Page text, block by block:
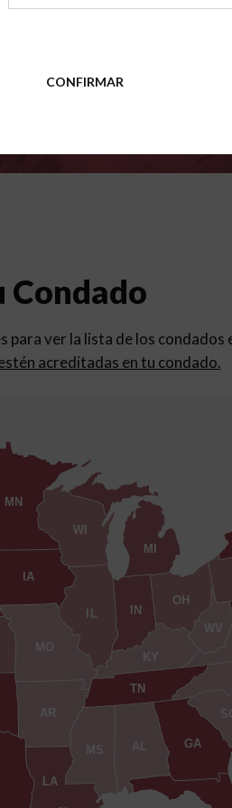
Condado
ver la lista de los
acreditadas en tu condado.
AL
AR
GA
IN
IA
KY
LA
MI
MN
MS
MO
OH
TN
WV
WI
CONFIRMAR